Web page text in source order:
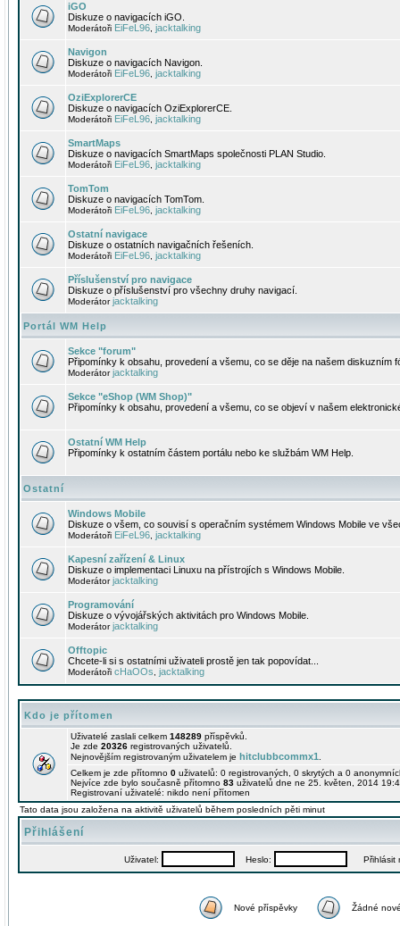
iGO
Diskuze o navigacích iGO.
Moderátoři EiFeL96 jacktalking
Navigon
Diskuze o navigacích Navigon.
Moderátoři EiFeL96 jacktalking
OziExplorerCE
Diskuze o navigacích OziExplorerCE.
Moderátoři EiFeL96 jacktalking
SmartMaps
Diskuze o navigacích SmartMaps společnosti PLAN Studio.
Moderátoři EiFeL96 jacktalking
TomTom
Diskuze o navigacích TomTom.
Moderátoři EiFeL96 jacktalking
Ostatní navigace
Diskuze o ostatních navigačních řešeních.
Moderátoři EiFeL96 jacktalking
Příslušenství pro navigace
Diskuze o příslušenství pro všechny druhy navigací.
Moderátorjacktalking
Portál WM Help
Sekce "forum"
Připomínky k obsahu, provedení a všemu, co se děje na našem diskuzním
Moderátorjacktalking
Sekce "eShop (WM Shop)"
Připomínky k obsahu, provedení a všemu, co se objeví v našem
Ostatní WM Help
Připomínky k ostatním částem portálu nebo ke službám WM Help.
Ostatní
Windows Mobile
Diskuze o všem, co souvisí s operačním systémem Windows Mobile ve
Moderátoři EiFeL96 jacktalking
Kapesní zařízení & Linux
Diskuze o implementaci Linuxu na přístrojích s Windows Mobile.
Moderátorjacktalking
Programování
Diskuze o vývojářských aktivitách pro Windows Mobile.
Moderátorjacktalking
Offtopic
Chcete-li si s ostatními uživateli prostě jen tak popovídat...
Moderátoři cHaOOs jacktalking
Kdo je přítomen
Uživatelé zaslali celkem 148289 příspěvků.
Je zde 20326 registrovaných uživatelů.
Nejnovějším registrovaným uživatelem je hitclubbcommx1
Celkem je zde přítomno 0 uživatelů: 0 registrovaných, 0 skrytých a 0
Nejvíce zde bylo současně přítomno 83 uživatelů dne ne 25. květen, 2014
Registrovaní uživatelé: nikdo není přítomen
Tato data jsou založena na aktivitě uživatelů během posledních pěti minut
Přihlášení
Uživatel: Heslo: Přihlásit
Nové příspěvky Žádné